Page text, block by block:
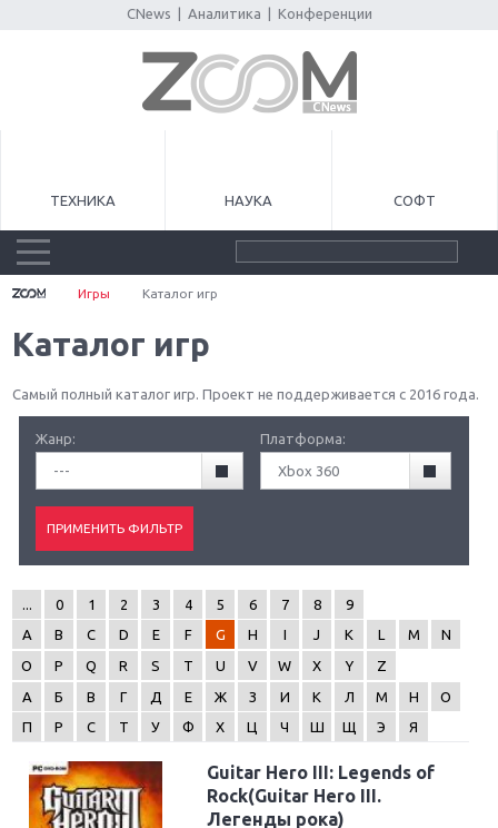
CNews Аналитика Конференции
ТЕХНИКА НАУКА СОФТ
Игры Каталог игр
Каталог игр
Самый полный каталог игр. Проект не поддерживается с 2016 года.
Жанр:
---
Платформа:
Xbox 360
0 1 2 3 4 5 6 7 8
9
A
B C D E F G H I J K L M
N
O
P Q R S T U V W X Y
Z
А
Б В Г Д Е Ж З И К Л М Н
О
П
Р С Т У Ф Х Ц Ч Ш Щ Э Я
Guitar Hero III: Legends of
Rock(Guitar Hero III.
Легенды рока)